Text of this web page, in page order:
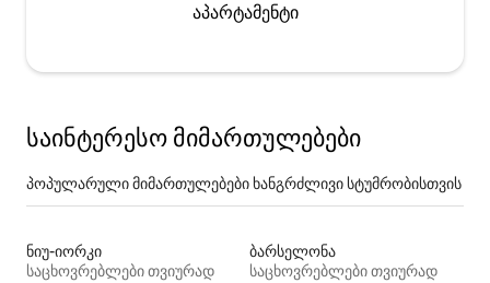
აპარტამენტი
საინტერესო მიმართულებები
პოპულარული მიმართულებები ხანგრძლივი სტუმრობისთვის
ნიუ-იორკი
საცხოვრებლები თვიურად
ბარსელონა
საცხოვრებლები თვიურად